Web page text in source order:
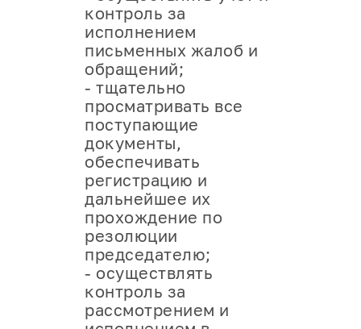
контроль за
исполнением
письменных жалоб и
обращений;
- тщательно
просматривать все
поступающие
документы,
обеспечивать
регистрацию и
дальнейшее их
прохождение по
резолюции
председателю;
- осуществлять
контроль за
рассмотрением и